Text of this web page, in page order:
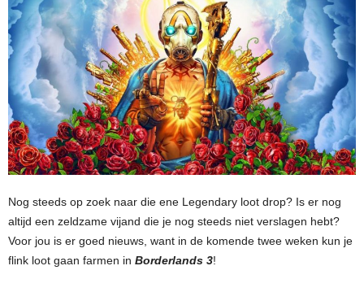
Nog steeds op zoek naar die ene Legendary loot drop? Is er nog
altijd een zeldzame vijand die je nog steeds niet verslagen hebt?
Voor jou is er goed nieuws, want in de komende twee weken kun je
flink loot gaan farmen in Borderlands 3!